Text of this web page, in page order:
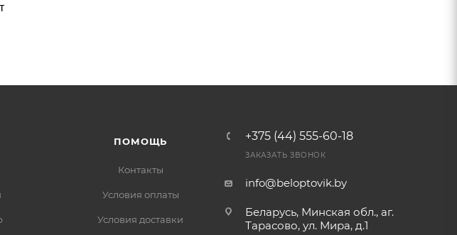
ПОМОЩЬ
Контакты
Условия оплаты
Условия доставки
+375 (44) 555-60-18
ЗАКАЗАТЬ ЗВОНОК
info@beloptovik.by
Беларусь, Минская обл., аг.
Тарасово, ул. Мира, д.1